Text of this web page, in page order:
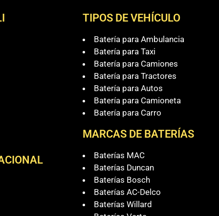
TIPOS DE VEHÍCULO
Batería para Ambulancia
Batería para Taxi
Batería para Camiones
Batería para Tractores
Batería para Autos
Batería para Camioneta
Batería para Carro
MARCAS DE BATERÍAS
Baterías MAC
Baterías Duncan
Baterías Bosch
Baterías AC-Delco
Baterías Willard